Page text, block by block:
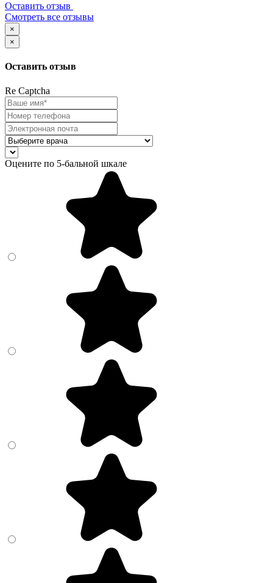
Оставить отзыв
Смотреть все отзывы
×
×
Оставить отзыв
Re Captcha
Оцените по 5-бальной шкале